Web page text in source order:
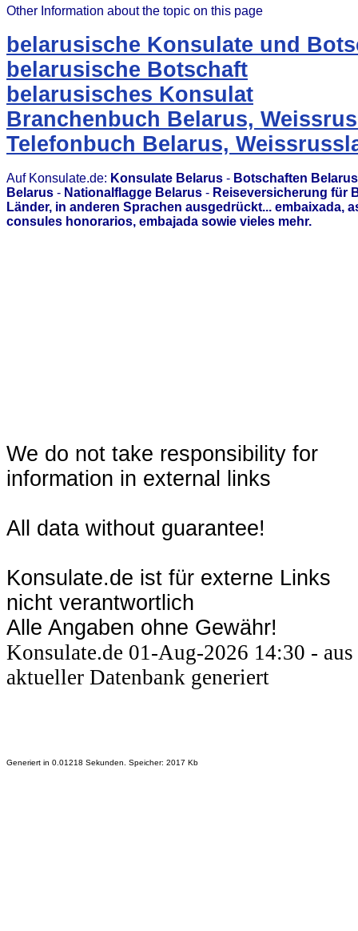
Other Information about the topic on this page
belarusische Konsulate und
belarusische Botschaft
belarusisches Konsulat
Branchenbuch Belarus,
Telefonbuch Belarus,
Auf Konsulate.de: Konsulate Belarus - Botschaften Belarus
Belarus - Nationalflagge Belarus - Reiseversicherung für
Länder, in anderen Sprachen ausgedrückt...
consules honorarios, embajada sowie vieles mehr.
We do not take responsibility for
information in external links
All data without guarantee!
Konsulate.de ist für externe Links
nicht verantwortlich
Alle Angaben ohne Gewähr!
Konsulate.de 01-Aug-2026 14:30 - aus
aktueller Datenbank generiert
Generiert in 0.01218 Sekunden. Speicher: 2017 Kb